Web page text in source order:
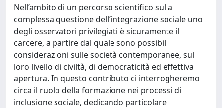
Nell’ambito di un percorso scientifico sulla
complessa questione dell’integrazione sociale uno
degli osservatori privilegiati è sicuramente il
carcere, a partire dal quale sono possibili
considerazioni sulle società contemporanee, sul
loro livello di civiltà, di democraticità ed effettiva
apertura. In questo contributo ci interrogheremo
circa il ruolo della formazione nei processi di
inclusione sociale, dedicando particolare